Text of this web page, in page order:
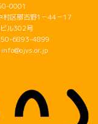
0001
村区那古野1－44－17
ル302号
6893-4899